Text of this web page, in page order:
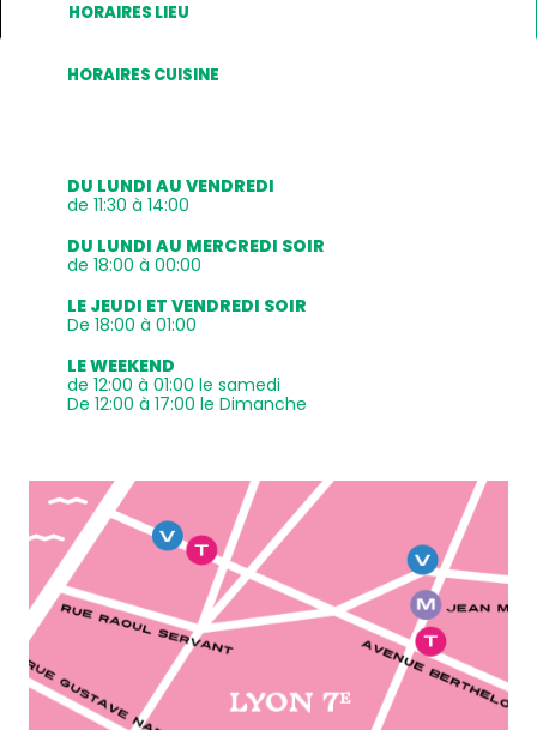
HORAIRES LIEU
HORAIRES CUISINE
DU LUNDI AU VENDREDI
de 11:30 à 14:00
DU LUNDI AU MERCREDI SOIR
de 18:00 à 00:00
LE JEUDI ET VENDREDI SOIR
De 18:00 à 01:00
LE WEEKEND
de 12:00 à 01:00 le samedi
De 12:00 à 17:00 le Dimanche